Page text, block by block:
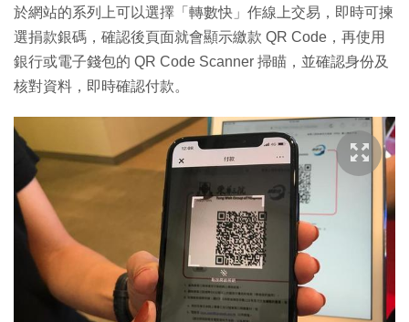
於網站的系列上可以選擇「轉數快」作線上交易，即時可揀
選捐款銀碼，確認後頁面就會顯示繳款 QR Code，再使用
銀行或電子錢包的 QR Code Scanner 掃瞄，並確認身份及
核對資料，即時確認付款。